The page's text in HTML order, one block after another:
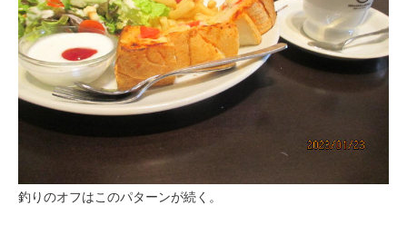
釣りのオフはこのパターンが続く。